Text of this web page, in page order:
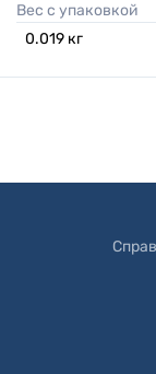
Вес с упаковкой
0.019 кг